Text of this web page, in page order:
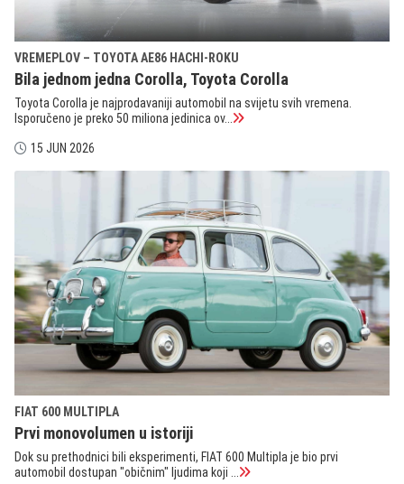
VREMEPLOV – TOYOTA AE86 HACHI-ROKU
Bila jednom jedna Corolla, Toyota Corolla
Toyota Corolla je najprodavaniji automobil na svijetu svih vremena.
Isporučeno je preko 50 miliona jedinica ov...
15 JUN 2026
FIAT 600 MULTIPLA
Prvi monovolumen u istoriji
Dok su prethodnici bili eksperimenti, FIAT 600 Multipla je bio prvi
automobil dostupan "običnim" ljudima koji ...